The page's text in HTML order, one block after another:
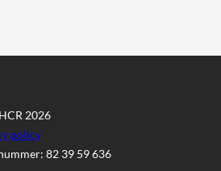
2026
policy
82 39 59 636